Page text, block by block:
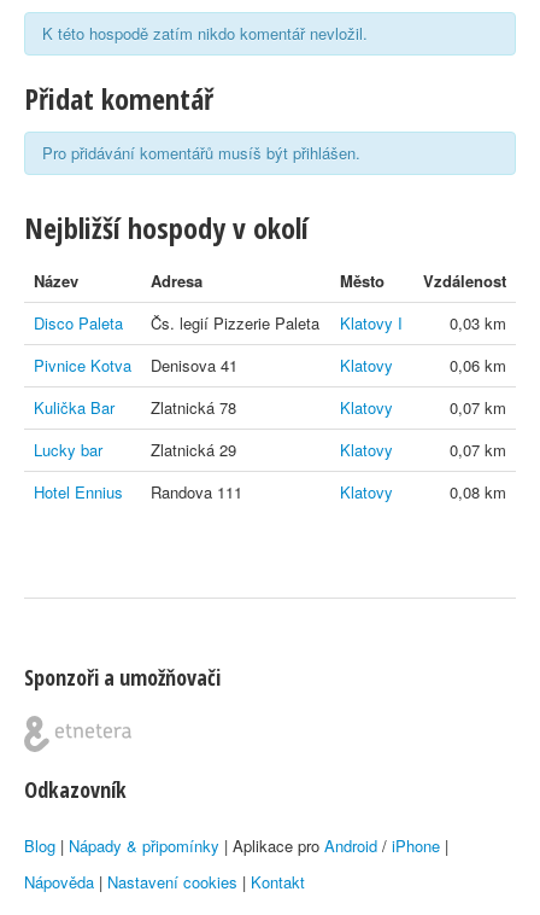
K této hospodě zatím nikdo komentář nevložil.
Přidat komentář
Pro přidávání komentářů musíš být přihlášen.
Nejbližší hospody v okolí
Název Adresa Město
Vzdálenost
Disco Paleta
Čs. legií Pizzerie Paleta Klatovy I
0,03 km
Pivnice Kotva
Denisova 41 Klatovy
0,06 km
Kulička Bar
Zlatnická 78 Klatovy
0,07 km
Lucky bar
Zlatnická 29 Klatovy
0,07 km
Hotel Ennius
Randova 111 Klatovy 0,08 km
Sponzoři a umožňovači
Odkazovník
Blog | Nápady & připomínky | Aplikace pro Android / iPhone |
Nápověda | Nastavení cookies | Kontakt